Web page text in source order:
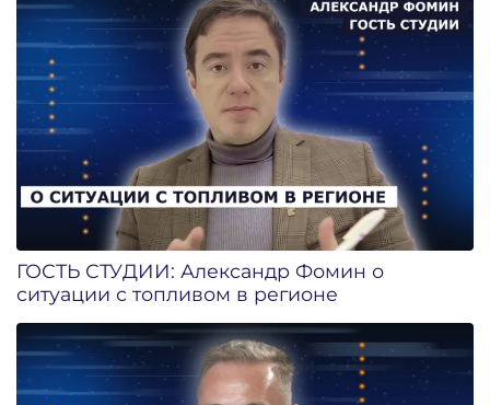
ГОСТЬ СТУДИИ: Александр Фомин о
ситуации с топливом в регионе